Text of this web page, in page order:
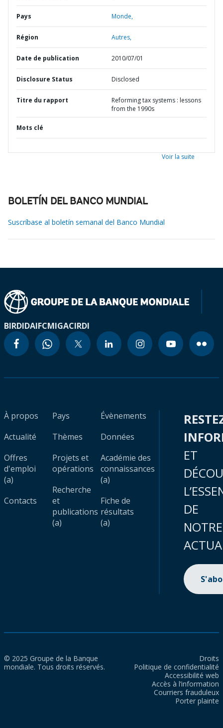
Pays Monde,
Région Autres,
Date de publication 2010/07/01
Disclosure Status Disclosed
Titre du rapport
Reforming tax systems : lessons
from the 1990s
Mots clé
Voir la suite
BOLETÍN DEL BANCO MUNDIAL
Suscríbase al boletín semanal del Banco Mundial
BIRDIDAIFCMIGACIRDI
À propos
Actualité
Offres
d'emploi
(a)
Contacts
Pays
Thèmes
Projets et
opérations
Recherche
et
publications
(a)
Évènements
Données
Académie des
connaissances
(a)
Fiche de
résultats
(a)
ET
DE
NOTRE
© 2025 Groupe de la Banque
mondiale. Tous droits réservés.
Droits
Politique de confidentialité
Accessibilité web
Accès à l’information
Courriers frauduleux
Porter plainte